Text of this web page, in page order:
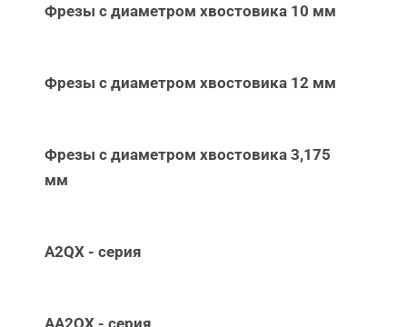
Фрезы с диаметром хвостовика 10 мм
Фрезы с диаметром хвостовика 12 мм
Фрезы с диаметром хвостовика 3,175
мм
A2QX - серия
AA2QX - серия